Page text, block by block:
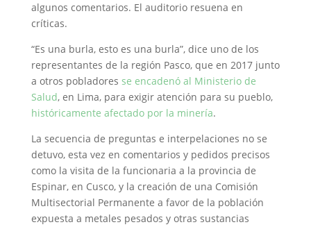
algunos comentarios. El auditorio resuena en
críticas.
“Es una burla, esto es una burla”, dice uno de los
representantes de la región Pasco, que en 2017 junto
a otros pobladores se encadenó al Ministerio de
Salud, en Lima, para exigir atención para su pueblo,
históricamente afectado por la minería.
La secuencia de preguntas e interpelaciones no se
detuvo, esta vez en comentarios y pedidos precisos
como la visita de la funcionaria a la provincia de
Espinar, en Cusco, y la creación de una Comisión
Multisectorial Permanente a favor de la población
expuesta a metales pesados y otras sustancias